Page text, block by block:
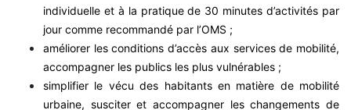
individuelle et à la pratique de 30 minutes d’activités par
jour comme recommandé par l’OMS ;
améliorer les conditions d’accès aux services de mobilité,
accompagner les publics les plus vulnérables ;
simplifier le vécu des habitants en matière de mobilité
urbaine, susciter et accompagner les changements de